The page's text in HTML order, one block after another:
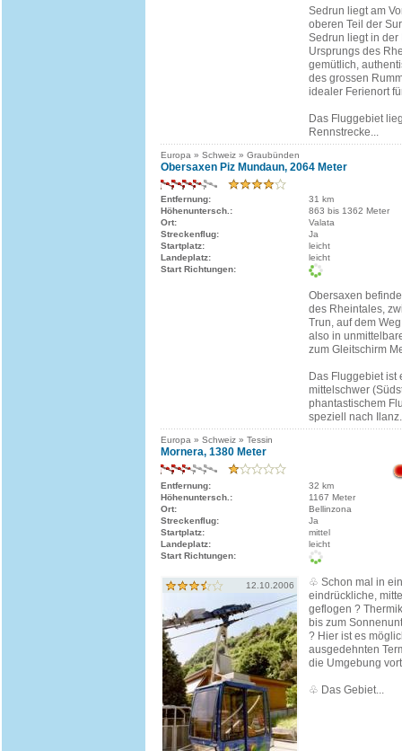
Sedrun liegt am
oberen Teil der
Sedrun liegt in der
Ursprungs des
gemütlich,
des grossen
idealer Ferienort
Das Fluggebiet
Rennstrecke...
Europa » Schweiz » Graubünden
Obersaxen Piz Mundaun, 2064 Meter
Entfernung:
31 km
Höhenuntersch.:
863 bis 1362 Meter
Ort:
Valata
Streckenflug:
Ja
Startplatz:
leicht
Landeplatz:
leicht
Start Richtungen:
Obersaxen
des Rheintales,
Trun, auf dem
also in
zum Gleitschirm
Das Fluggebiet ist
mittelschwer
phantastischem
speziell nach
Europa » Schweiz » Tessin
Mornera, 1380 Meter
Entfernung:
32 km
Höhenuntersch.:
1167 Meter
Ort:
Bellinzona
Streckenflug:
Ja
Startplatz:
mittel
Landeplatz:
leicht
Start Richtungen:
12.10.2006
♧ Schon mal in
eindrückliche,
geflogen ?
bis zum
? Hier ist es
ausgedehnten
die Umgebung
♧ Das Gebiet...